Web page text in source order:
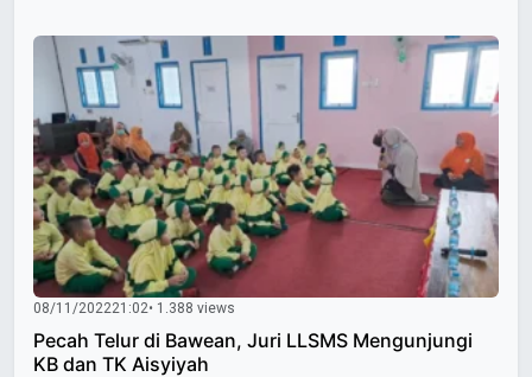
08/11/202221:02• 1.388 views
Pecah Telur di Bawean, Juri LLSMS Mengunjungi
KB dan TK Aisyiyah